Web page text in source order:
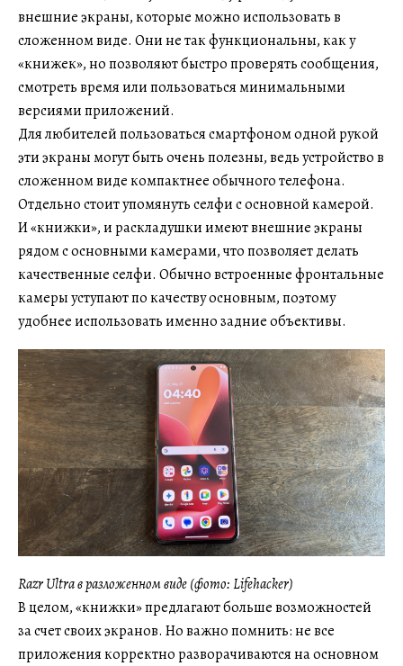
внешние экраны, которые можно использовать в
сложенном виде. Они не так функциональны, как у
«книжек», но позволяют быстро проверять сообщения,
смотреть время или пользоваться минимальными
версиями приложений.
Для любителей пользоваться смартфоном одной рукой
эти экраны могут быть очень полезны, ведь устройство в
сложенном виде компактнее обычного телефона.
Отдельно стоит упомянуть селфи с основной камерой.
И «книжки», и раскладушки имеют внешние экраны
рядом с основными камерами, что позволяет делать
качественные селфи. Обычно встроенные фронтальные
камеры уступают по качеству основным, поэтому
удобнее использовать именно задние объективы.
Razr Ultra в разложенном виде (фото: Lifehacker)
В целом, «книжки» предлагают больше возможностей
за счет своих экранов. Но важно помнить: не все
приложения корректно разворачиваются на основном